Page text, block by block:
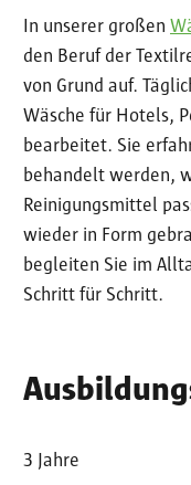
In unserer großen
den Beruf der
von Grund auf.
Wäsche für Hotels,
bearbeitet. Sie
behandelt werden,
Reinigungsmittel
wieder in Form
begleiten Sie im
Schritt für Schritt.
3 Jahre